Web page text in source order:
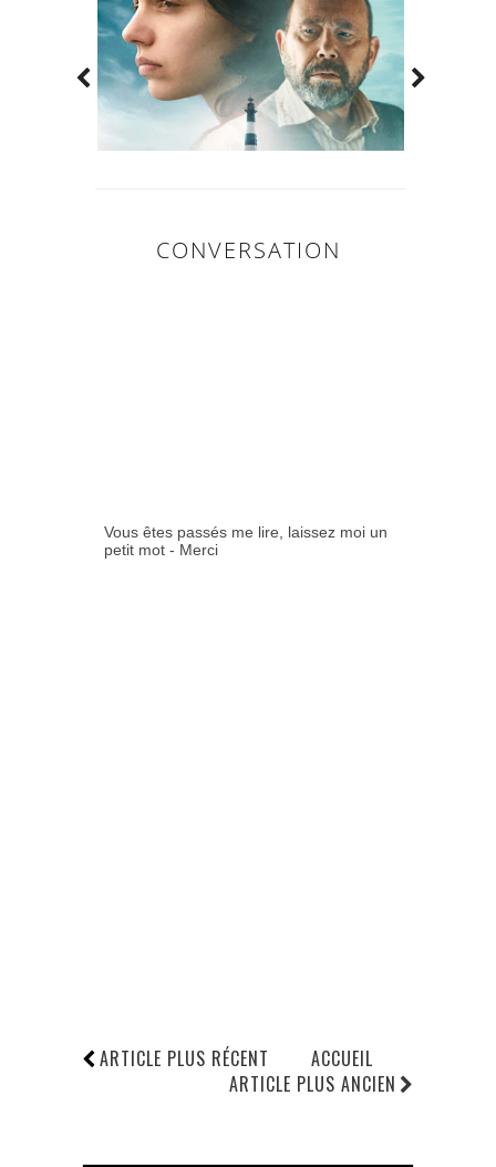
CONVERSATION
Vous êtes passés me lire, laissez moi un
petit mot - Merci
ARTICLE PLUS RÉCENT
ARTICLE PLUS ANCIEN
ACCUEIL